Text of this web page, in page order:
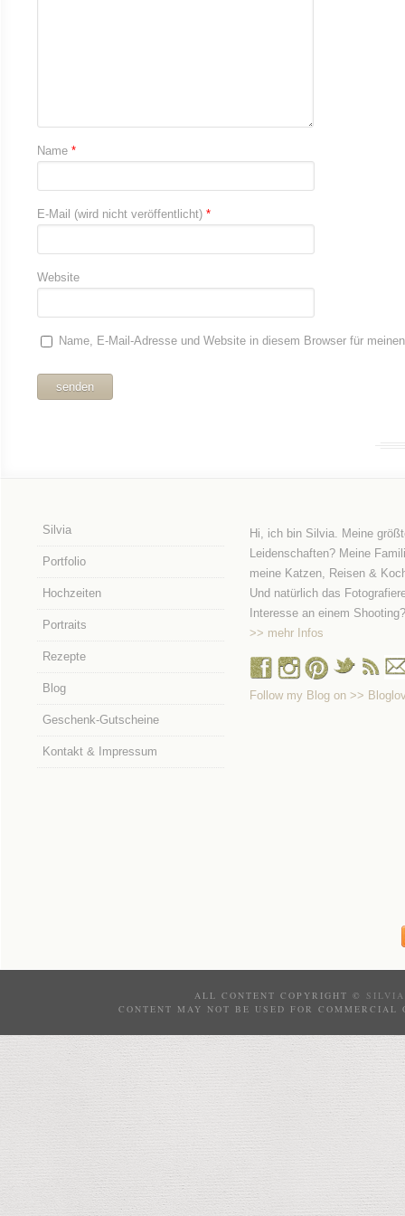
Name *
E-Mail (wird nicht veröffentlicht) *
Website
Name, E-Mail-Adresse und Website in diesem Browser für
Silvia
Portfolio
Hochzeiten
Portraits
Rezepte
Blog
Geschenk-Gutscheine
Kontakt & Impressum
Hi, ich bin Silvia. Meine
Leidenschaften? Meine
meine Katzen, Reisen &
Und natürlich das
Interesse an einem Shooting?
>> mehr Infos
Follow my Blog on >>
ALL CONTENT COPYRIGHT ©
CONTENT MAY NOT BE USED FOR COMMERCIAL